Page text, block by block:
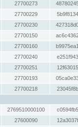
27700273
27700229
27700230
27700150
27700160
27700240
27700251
27700193
27700218
2769510000100
27600090